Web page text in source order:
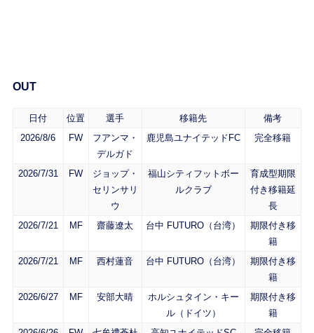
OUT
日付 位置 選手 移籍先
備考
2026/8/6
FW
フアンマ・
デルガド
鹿児島ユナイテッドFC 完全移籍
2026/7/31 FW
ジョップ・
セリンサリ
ウ
福山シティフットボー
ルクラブ
育成型期限
付き移籍延
長
2026/7/21
MF 齋藤遼太 台中 FUTURO（台湾）
期限付き移
籍
2026/7/21
MF 西村蓮音 台中 FUTURO（台湾）
期限付き移
籍
2026/6/27
MF 安部大晴
ホルシュタイン・キー
ル（ドイツ）
期限付き移
籍